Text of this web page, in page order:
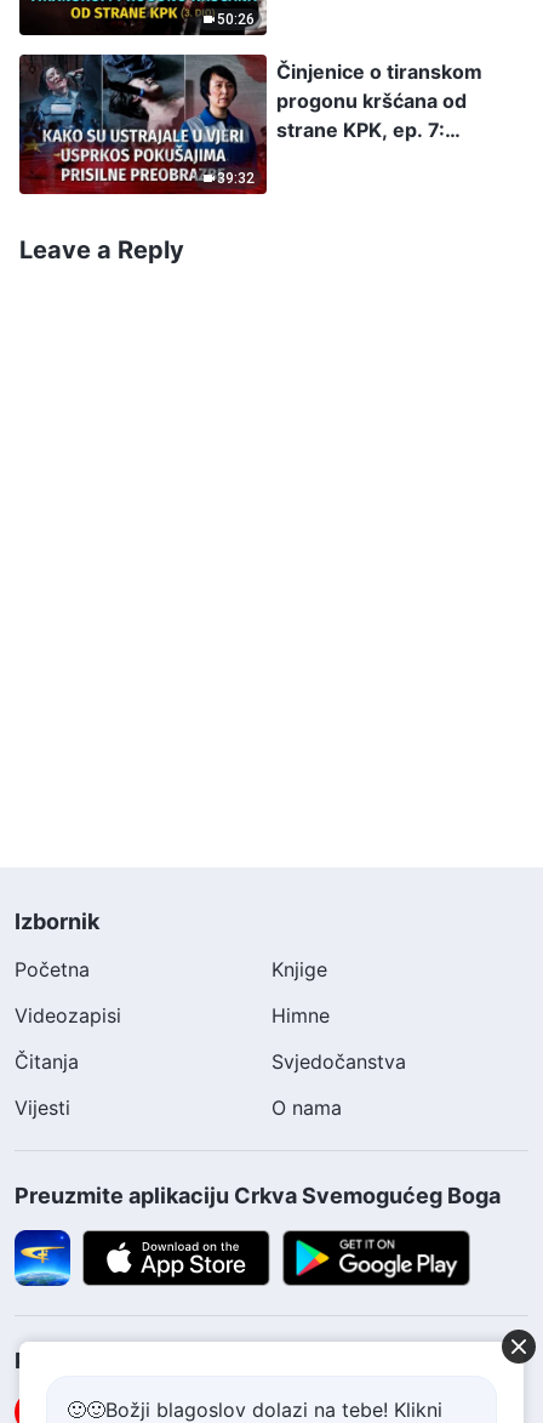
50:26
kršćana od strane KPK (3.
dio)
39:32
Činjenice o tiranskom
progonu kršćana od
strane KPK, ep. 7:
Leave a Reply
Izbornik
Početna
Knjige
Videozapisi
Himne
Čitanja
Svjedočanstva
Vijesti
O nama
Preuzmite aplikaciju Crkva Svemogućeg Boga
Pratite nas
🙂🙂Božji blagoslov dolazi na tebe! Klikni